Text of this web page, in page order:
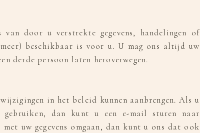
door u verstrekte gegevens, handelingen of
beschikbaar is voor u. U mag ons altijd uw
derde persoon laten heroverwegen.
in het beleid kunnen aanbrengen. Als u
dan kunt u een e-mail sturen naar
uw gegevens omgaan, dan kunt u ons dat ook